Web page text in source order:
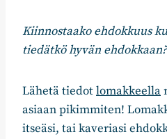
Kiinnostaako ehdokkuus
tiedätkö hyvän ehdokkaan?
Lähetä tiedotlomakkeella
asiaan pikimmiten!
itseäsi, tai kaveriasi